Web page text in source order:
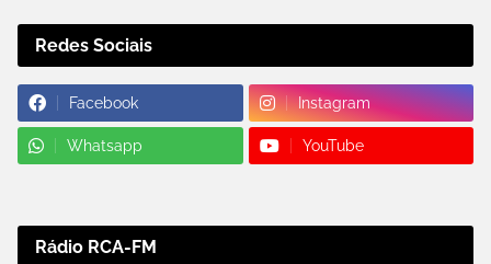
Redes Sociais
Facebook Instagram
Whatsapp YouTube
Rádio RCA-FM